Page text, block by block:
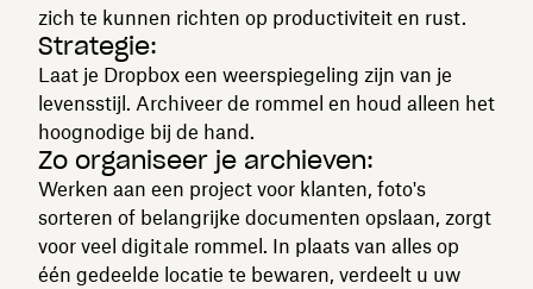
zich te kunnen richten op productiviteit en rust.
Strategie:
Laat je Dropbox een weerspiegeling zijn van je
levensstijl. Archiveer de rommel en houd alleen het
hoognodige bij de hand.
Zo organiseer je archieven:
Werken aan een project voor klanten, foto's
sorteren of belangrijke documenten opslaan, zorgt
voor veel digitale rommel. In plaats van alles op
één gedeelde locatie te bewaren, verdeelt u uw